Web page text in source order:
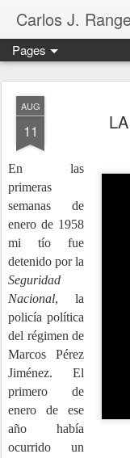
Carlos J.
Pages
AUG
11
En las
primeras
semanas de
enero de 1958
mi tío fue
detenido por la
Seguridad
Nacional, la
policía política
del régimen de
Marcos Pérez
Jiménez.
El
primero de
enero de ese
año había
ocurrido un